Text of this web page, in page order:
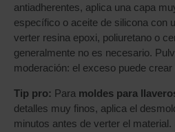
antiadherentes, aplica una capa
específico o aceite de silicona con
verter resina epoxi, poliuretano o
generalmente no es necesario.
moderación: el exceso puede
Tip pro: Para moldes para
detalles muy finos, aplica el
minutos antes de verter el